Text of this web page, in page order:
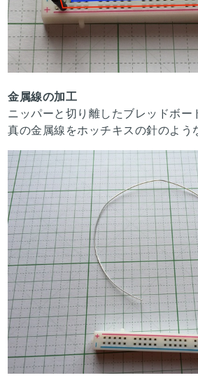
金属線の加工
ニッパーと切り離したブレッドボー
真の金属線をホッチキスの針のよう